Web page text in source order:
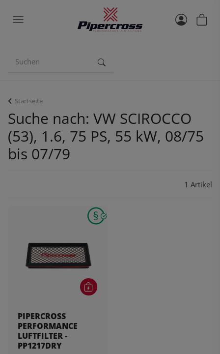
Startseite
Suche nach: VW SCIROCCO
(53), 1.6, 75 PS, 55 kW, 08/75
bis 07/79
1 Artikel
PIPERCROSS
PERFORMANCE
LUFTFILTER -
PP1217DRY